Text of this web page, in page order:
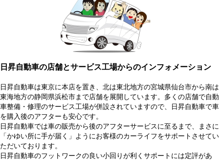
日昇自動車の店舗とサービス工場からのインフォメーション
日昇自動車は東京に本店を置き、北は東北地方の宮城県仙台市から南は
東海地方の静岡県浜松市まで店舗を展開しています。多くの店舗で自動
車整備・修理のサービス工場が併設されていますので、日昇自動車で車
を購入後のアフターも安心です。
日昇自動車では車の販売から後のアフターサービスに至るまで、まさに
「かゆい所に手が届く」ようにお客様のカーライフをサポートさせてい
ただいております。
日昇自動車のフットワークの良い小回りが利くサポートには定評があ